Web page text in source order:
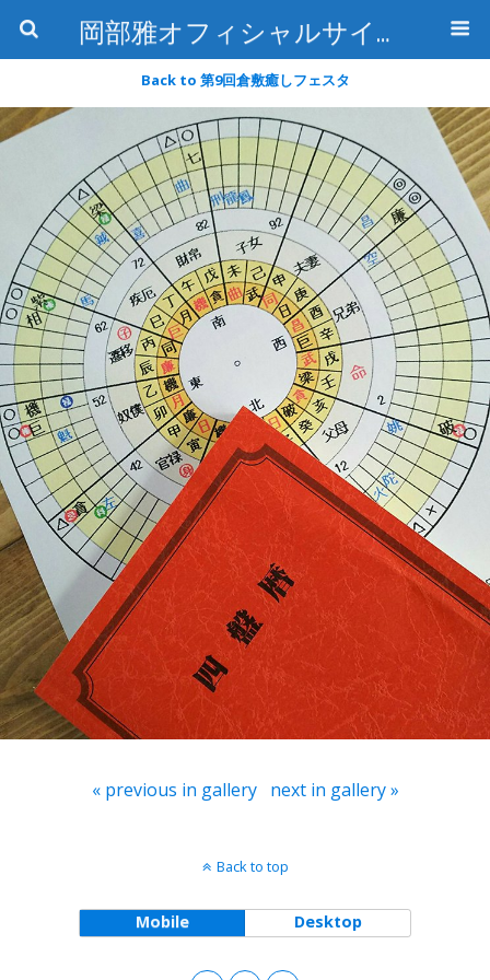
岡部雅オフィシャルサイト〜石の魅惑と数字のトリコ〜
Back to 第9回倉敷癒しフェスタ
« previous in gallery next in gallery »
Back to top
Mobile Desktop